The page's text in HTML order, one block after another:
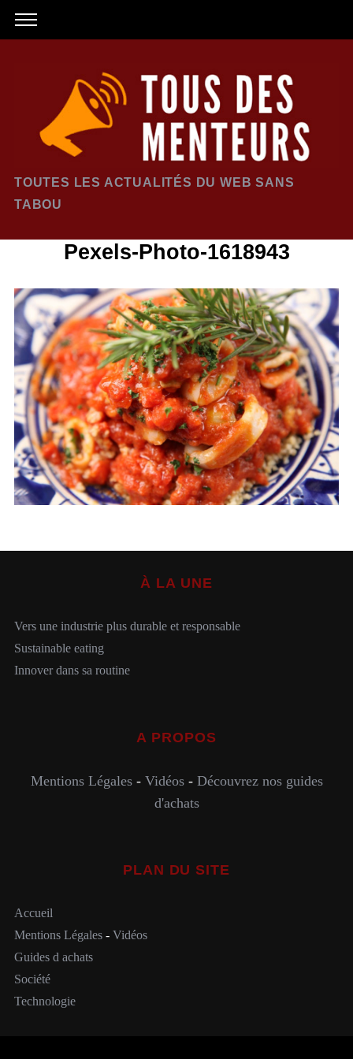
TOUTES LES ACTUALITÉS DU WEB SANS
TABOU
Pexels-Photo-1618943
À LA UNE
Vers une industrie plus durable et responsable
Sustainable eating
Innover dans sa routine
A PROPOS
Mentions Légales- Vidéos- Découvrez nos guides
d'achats
PLAN DU SITE
Accueil
Mentions Légales- Vidéos
Guides d achats
Société
Technologie
S
e
c
r